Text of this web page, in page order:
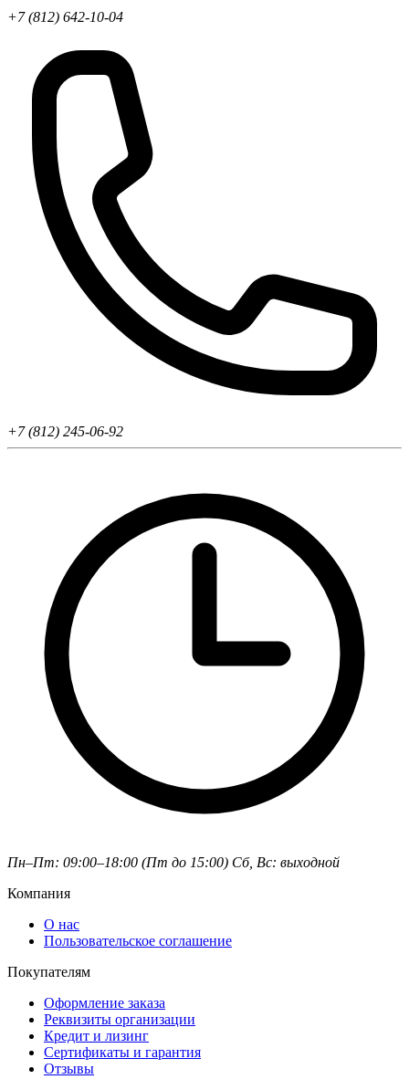
+7 (812) 642-10-04
+7 (812) 245-06-92
Пн–Пт: 09:00–18:00 (Пт до 15:00) Сб, Вс: выходной
Компания
О нас
Пользовательское соглашение
Покупателям
Оформление заказа
Реквизиты организации
Кредит и лизинг
Сертификаты и гарантия
Отзывы